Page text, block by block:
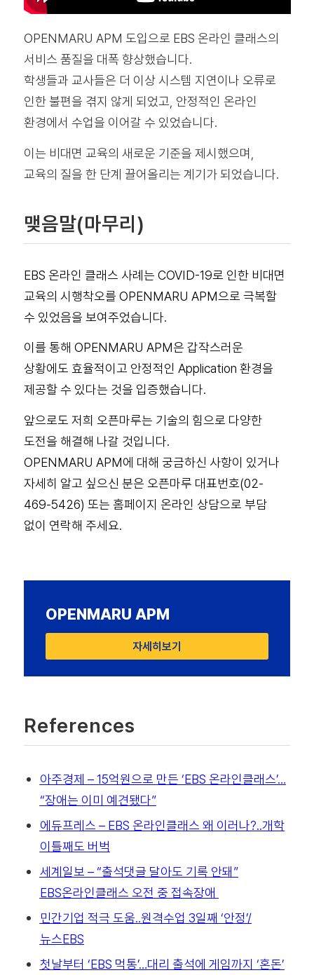
OPENMARU APM 도입으로 EBS 온라인 클래스의
서비스 품질을 대폭 향상했습니다.
학생들과 교사들은 더 이상 시스템 지연이나 오류로
인한 불편을 겪지 않게 되었고, 안정적인 온라인
환경에서 수업을 이어갈 수 있었습니다.
이는 비대면 교육의 새로운 기준을 제시했으며,
교육의 질을 한 단계 끌어올리는 계기가 되었습니다.
맺음말(마무리)
EBS 온라인 클래스 사례는 COVID-19로 인한 비대면
교육의 시행착오를 OPENMARU APM으로 극복할
수 있었음을 보여주었습니다.
이를 통해 OPENMARU APM은 갑작스러운
상황에도 효율적이고 안정적인 Application 환경을
제공할 수 있다는 것을 입증했습니다.
앞으로도 저희 오픈마루는 기술의 힘으로 다양한
도전을 해결해 나갈 것입니다.
OPENMARU APM에 대해 궁금하신 사항이 있거나
자세히 알고 싶으신 분은 오픈마루 대표번호(02-
469-5426) 또는 홈페이지 온라인 상담으로 부담
없이 연락해 주세요.
OPENMARU APM
자세히보기
References
아주경제 – 15억원으로 만든 ‘EBS 온라인클래스’…
“장애는 이미 예견됐다”
에듀프레스 – EBS 온라인클래스 왜 이러나?..개학
이틀째도 버벅
세계일보 – “출석댓글 달아도 기록 안돼”
EBS온라인클래스 오전 중 접속장애
민간기업 적극 도움‥원격수업 3일째 ‘안정’/
뉴스EBS
첫날부터 ‘EBS 먹통’…대리 출석에 게임까지 ‘혼돈’